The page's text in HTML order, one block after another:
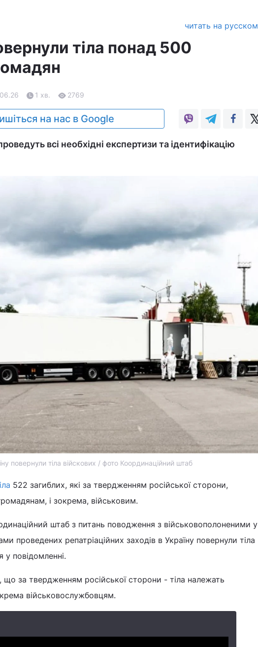
читать на русском
тіла понад 500
1 хв. 2769
на нас в Google
всі необхідні експертизи та ідентифікацію
повернули тіла війскових / фото Координаційний штаб
522 загиблих, які за твердженням російської сторони,
і зокрема, військовим.
штаб з питань поводження з військовополоненими у
проведених репатріаційних заходів в Україну повернули тіла
у повідомленні.
за твердженням російської сторони - тіла належать
військовослужбовцям.